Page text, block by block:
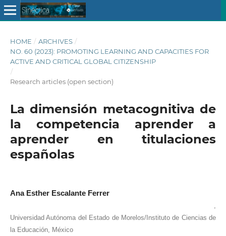
HOME / ARCHIVES /
NO. 60 (2023): PROMOTING LEARNING AND CAPACITIES FOR
ACTIVE AND CRITICAL GLOBAL CITIZENSHIP
/
Research articles (open section)
La dimensión metacognitiva de
la competencia aprender a
aprender en titulaciones
españolas
Ana Esther Escalante Ferrer
,
Universidad Autónoma del Estado de Morelos/Instituto de Ciencias de
la Educación, México